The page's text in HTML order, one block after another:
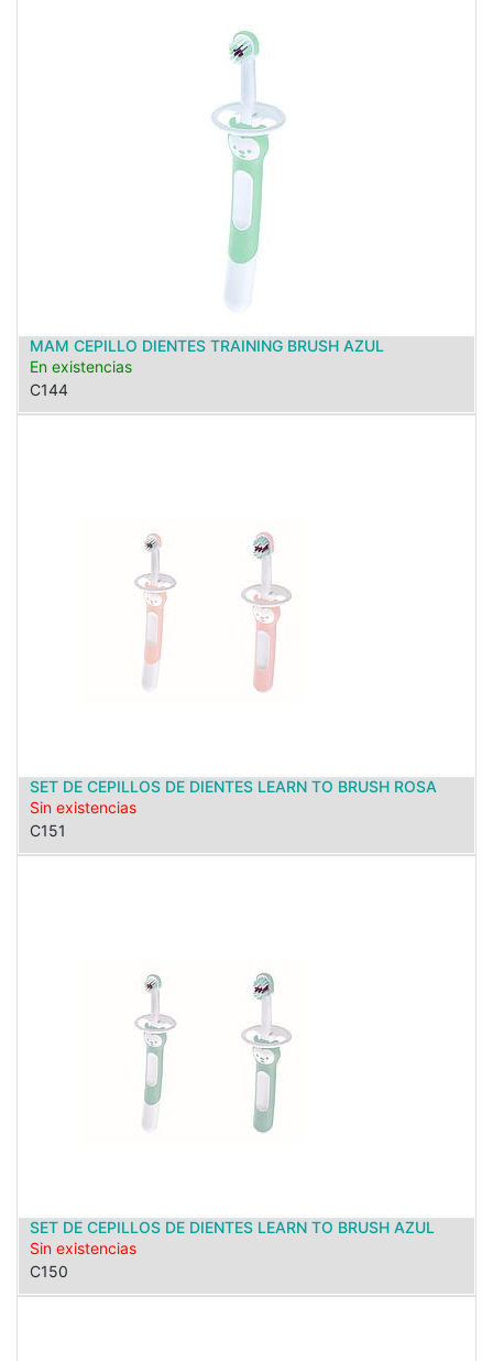
MAM CEPILLO DIENTES TRAINING BRUSH AZUL
En existencias
C144
SET DE CEPILLOS DE DIENTES LEARN TO BRUSH ROSA
Sin existencias
C151
SET DE CEPILLOS DE DIENTES LEARN TO BRUSH AZUL
Sin existencias
C150